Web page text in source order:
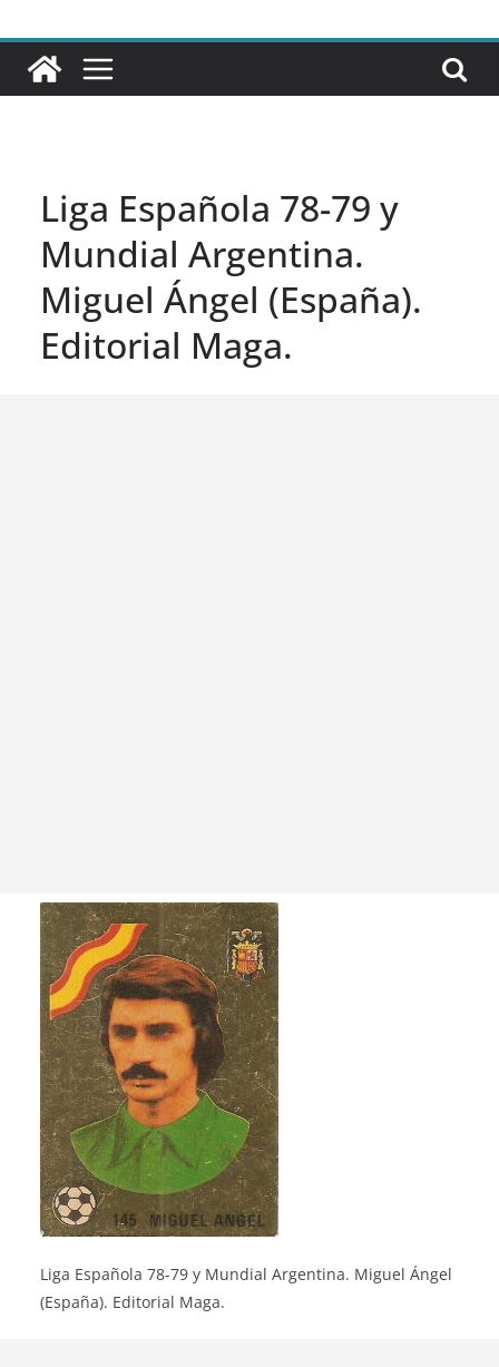
Liga Española 78-79 y
Mundial Argentina.
Miguel Ángel (España).
Editorial Maga.
Liga Española 78-79 y Mundial Argentina. Miguel Ángel
(España). Editorial Maga.